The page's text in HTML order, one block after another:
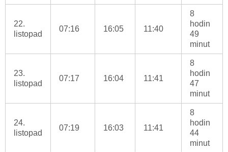
22.
listopad
07:16 16:05 11:40
8
hodin
49
minut
23.
listopad
07:17 16:04 11:41
8
hodin
47
minut
24.
listopad
07:19 16:03 11:41
8
hodin
44
minut